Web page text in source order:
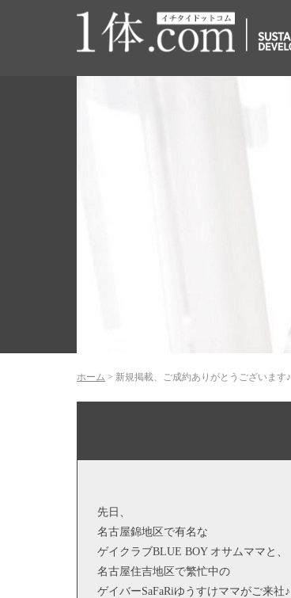
ホーム > 新規掲載、ご成約ありがとうございます♪
先日、
名古屋錦地区で有名な
ゲイクラブBLUE BOY オサムママと、
名古屋住吉地区で繁忙中の
ゲイバーSaFaRiゆうすけママがご来社♪